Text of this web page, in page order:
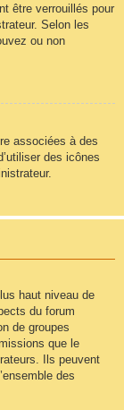
être verrouillés pour
Selon les
ou non
associées à des
des icônes
haut niveau de
du forum
de groupes
que le
Ils peuvent
des